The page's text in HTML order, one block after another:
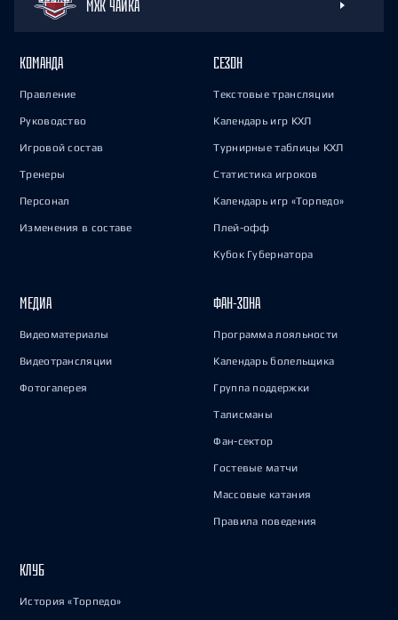
МХК ЧАЙКА
КОМАНДА
Правление
Руководство
Игровой состав
Тренеры
Персонал
Изменения в составе
СЕЗОН
Текстовые трансляции
Календарь игр КХЛ
Турнирные таблицы КХЛ
Статистика игроков
Календарь игр «Торпедо»
Плей-офф
Кубок Губернатора
МЕДИА
Видеоматериалы
Видеотрансляции
Фотогалерея
ФАН-ЗОНА
Программа лояльности
Календарь болельщика
Группа поддержки
Талисманы
Фан-сектор
Гостевые матчи
Массовые катания
Правила поведения
КЛУБ
История «Торпедо»